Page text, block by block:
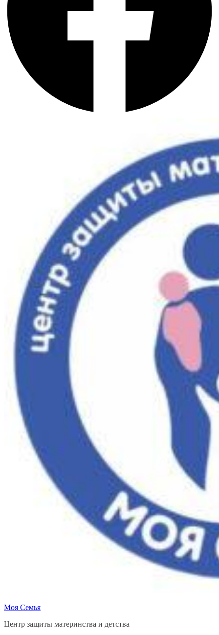
Моя Семья
Центр защиты материнства и детства